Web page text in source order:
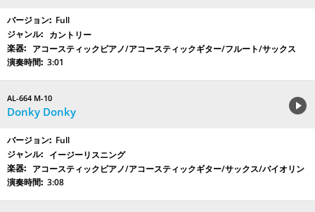
Full
カントリー
アコースティックピアノ/アコースティックギター/フルート/サックス
3:01
AL-664 M-10
Donky Donky
Full
イージーリスニング
アコースティックピアノ/アコースティックギター/サックス/バイオリン
3:08